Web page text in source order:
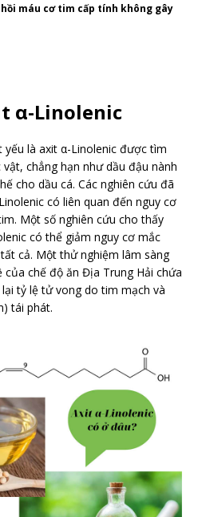
máu cơ tim cấp tính không gây
α-Linolenic
là axit α-Linolenic được tìm
chẳng hạn như dầu đậu nành
cho dầu cá. Các nghiên cứu đã
có liên quan đến nguy cơ
Một số nghiên cứu cho thấy
có thể giảm nguy cơ mắc
cả. Một thử nghiệm lâm sàng
chế độ ăn Địa Trung Hải chứa
tỷ lệ tử vong do tim mạch và
tái phát.